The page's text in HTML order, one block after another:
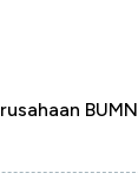
BUMN